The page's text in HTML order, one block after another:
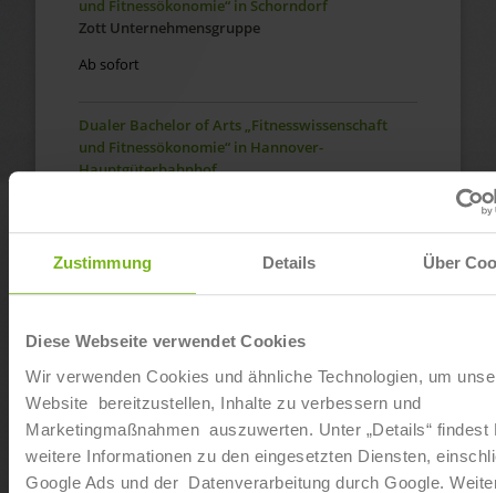
Zustimmung Details Über
Diese Webseite verwendet Cookies
Wir verwenden Cookies und ähnliche Technologien, um
Website bereitzustellen, Inhalte zu verbessern und
Marketingmaßnahmen auszuwerten. Unter „Details“ findest
weitere Informationen zu den eingesetzten Diensten,
Google Ads und der Datenverarbeitung durch Google.
und Fitnessökonomie“ in Schorndorf
Zott Unternehmensgruppe
Ab sofort
Dualer Bachelor of Arts „Fitnesswissenschaft
und Fitnessökonomie“ in Hannover-
Hauptgüterbahnhof
Ab sofort
McFIT
Ab sofort
Dualer Bachelor of Arts „Fitnesswissenschaft
und Fitnessökonomie“ in Aachen-Nordost
McFIT